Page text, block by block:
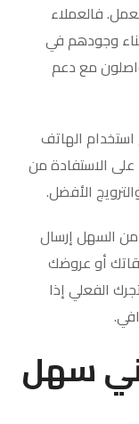
فالعملاء
وجودهم في
مع دعم
الهاتف
الاستفادة من
الأفضل.
السهل إرسال
أو عروضك
الفعلي إذا
سهل